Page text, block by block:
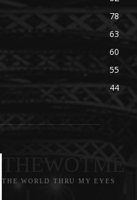
78
63
60
55
44
THE WORLD THRU MY EYES